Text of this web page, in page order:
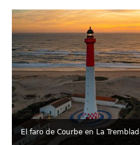
El faro de Courbe en La